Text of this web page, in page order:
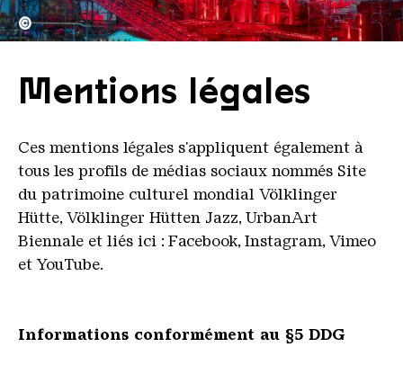
Copyright:
©
Mentions légales
Ces mentions légales s'appliquent également à
tous les profils de médias sociaux nommés Site
du patrimoine culturel mondial Völklinger
Hütte, Völklinger Hütten Jazz, UrbanArt
Biennale et liés ici : Facebook, Instagram, Vimeo
et YouTube.
Informations conformément au §5 DDG